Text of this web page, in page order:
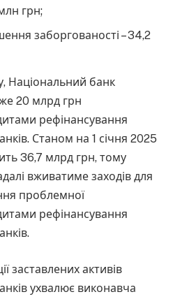
грн;
заборгованості – 34,2
Національний банк
20 млрд грн
рефінансування
Станом на 1 січня 2025
36,7 млрд грн, тому
вживатиме заходів для
проблемної
рефінансування
заставлених активів
ухвалює виконавча